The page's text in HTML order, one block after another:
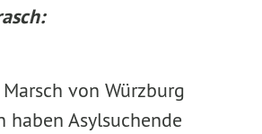
von Würzburg
haben Asylsuchende